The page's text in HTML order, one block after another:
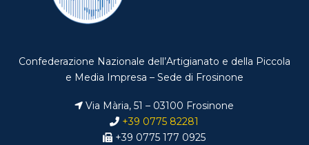
Confederazione Nazionale dell’Artigianato e della Piccola
e Media Impresa – Sede di Frosinone
Via Mària, 51 – 03100 Frosinone
+39 0775 82281
+39 0775 177 0925